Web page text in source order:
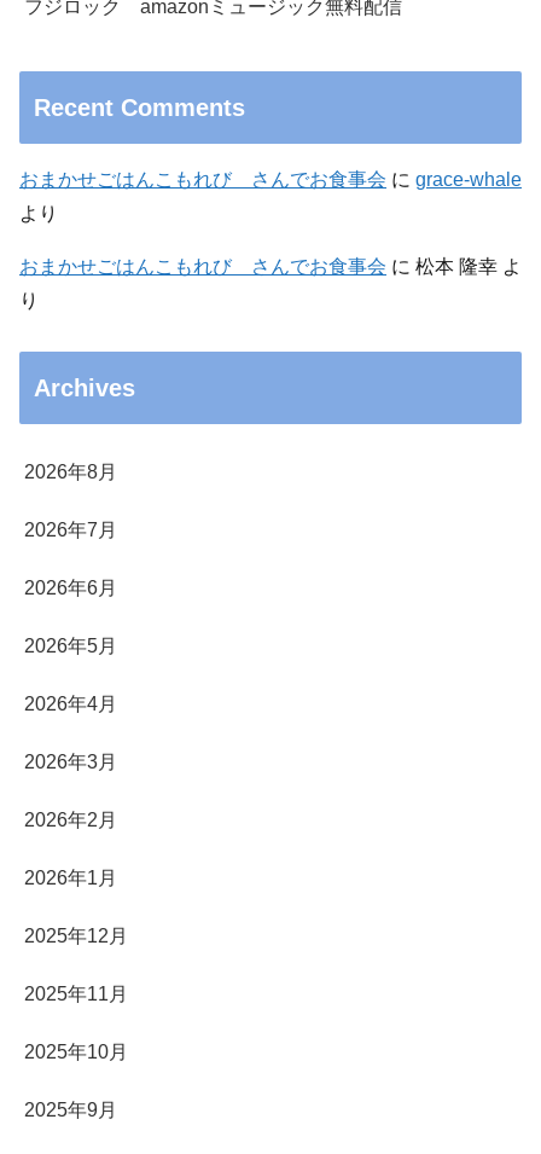
フジロック amazonミュージック無料配信
Recent Comments
おまかせごはんこもれび さんでお食事会 に grace-whale
より
おまかせごはんこもれび さんでお食事会 に 松本 隆幸 よ
り
Archives
2026年8月
2026年7月
2026年6月
2026年5月
2026年4月
2026年3月
2026年2月
2026年1月
2025年12月
2025年11月
2025年10月
2025年9月